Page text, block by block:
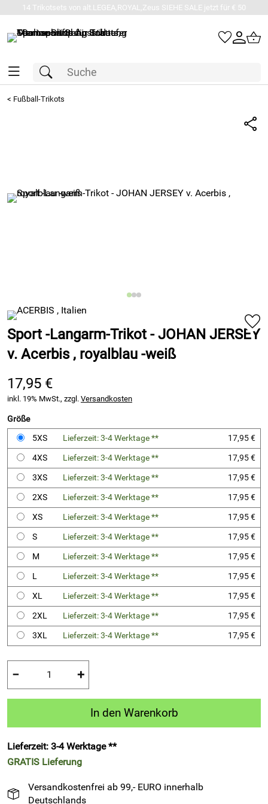
14 Trikotsets von alt.LEGEA,ROYAL,Zeus SIEHE SALE jetzt für € 50
< Fußball-Trikots
Sport -Langarm-Trikot - JOHAN JERSEY
v. Acerbis , royalblau -weiß
17,95 €
inkl. 19% MwSt., zzgl. Versandkosten
Größe
5XS
Lieferzeit: 3-4 Werktage **
17,95 €
4XS
Lieferzeit: 3-4 Werktage **
17,95 €
3XS
Lieferzeit: 3-4 Werktage **
17,95 €
2XS
Lieferzeit: 3-4 Werktage **
17,95 €
XS
Lieferzeit: 3-4 Werktage **
17,95 €
S
Lieferzeit: 3-4 Werktage **
17,95 €
M
Lieferzeit: 3-4 Werktage **
17,95 €
L
Lieferzeit: 3-4 Werktage **
17,95 €
XL
Lieferzeit: 3-4 Werktage **
17,95 €
2XL
Lieferzeit: 3-4 Werktage **
17,95 €
3XL
Lieferzeit: 3-4 Werktage ** 17,95 €
− +
In den Warenkorb
Lieferzeit: 3-4 Werktage **
GRATIS Lieferung
Versandkostenfrei ab 99,- EURO innerhalb
Deutschlands